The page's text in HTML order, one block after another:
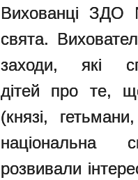
Вихованці
свята.
заходи, які
дітей про те,
(князі,
національна
розвивали